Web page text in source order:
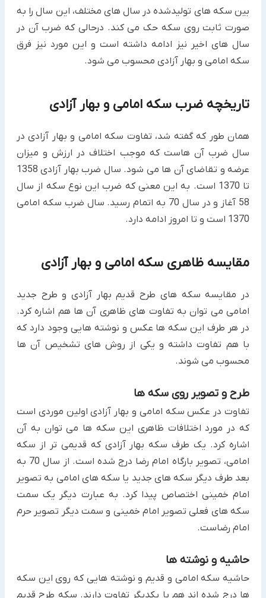
بین سکه های تولیدشده در سال های مختلف، این سال را به
صورت ثابت روی سکه حک می کند. درحالی که ضرب آن در
سال های اخیر نیز ادامه داشته است و این مورد نیز فرق
سکه امامی و بهار آزادی محسوب می شود.
تاریخچه ضرب سکه امامی و بهار آزادی
همان طور که گفته شد، تفاوت سکه امامی و بهار آزادی در
سال ضرب آن هاست که موجب اختلاف در ارزش و میزان
عرضه و تقاضای آن ها می شود. سال ضرب بهار آزادی 1358
تا 1370 است. به این معنی که ضرب این نوع سکه از سال
58 آغاز و در سال 70 به اتمام رسید. سال ضرب سکه امامی
1370 است و تا امروز ادامه دارد.
مقایسه ظاهری سکه امامی و بهار آزادی
در مقایسه سکه های طرح قدیم بهار آزادی و طرح جدید
امامی می توان به تفاوت های ظاهری آن ها هم اشاره کرد.
در هر طرف این سکه ها عکس و نوشته هایی وجود دارد که
با هم تفاوت داشته و یکی از روش های تشخیص آن ها
محسوب می شوند.
طرح و تصویر روی سکه ها
تفاوت در عکس سکه امامی و بهار آزادی اولین موردی است
که در مورد اختلافات ظاهری این سکه ها می توان به آن
اشاره کرد. یک طرف سکه بهار آزادی که قدیمی تر از سکه
امامی، تصویر بارگاه امام رضا درج شده است. از سال 70 به
بعد طرف دیگر سکه های جدید یا سکه های امامی به تصویر
امام خمینی اختصاص پیدا کرد. به عبارت دیگر یک سمت
سکه های فعلی تصویر امام خمینی و سمت دیگر تصویر حرم
امام رضاست.
حاشیه و نوشته ها
حاشیه سکه امامی و قدیم و نوشته هایی که روی این سکه
ها درج شده اند هم با یکدیگر تفاوت دارند. سکه طرح قدیم